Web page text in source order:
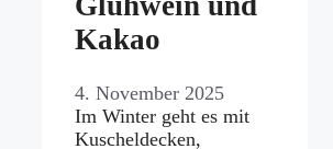
Kakao
4. November 2025
Im Winter geht es mit
Kuscheldecken,